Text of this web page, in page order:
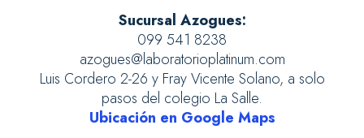
Sucursal Azogues:
099 541 8238
azogues@laboratorioplatinum.com
Luis Cordero 2-26 y Fray Vicente Solano, a solo
pasos del colegio La Salle.
Ubicación en Google Maps